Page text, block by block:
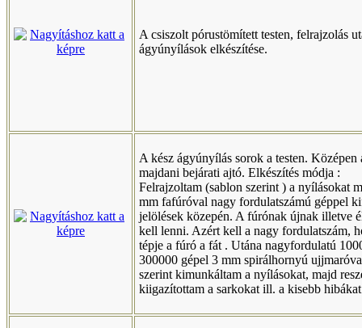
A csiszolt pórustömített testen, felrajzolás
ágyúnyílások elkészítése.
A kész ágyúnyílás sorok a testen. Középen
majdani bejárati ajtó. Elkészítés módja :
Felrajzoltam (sablon szerint ) a nyílásokat
mm fafúróval nagy fordulatszámú géppel
jelölések közepén. A fúrónak újnak illetve
kell lenni. Azért kell a nagy fordulatszám,
tépje a fúró a fát . Utána nagyfordulatú
300000 gépel 3 mm spirálhornyú
szerint kimunkáltam a nyílásokat, majd
kiigazítottam a sarkokat ill. a kisebb